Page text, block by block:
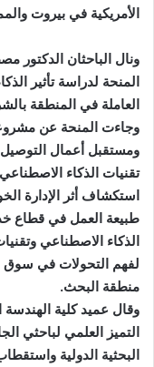
الأمريكية في بيروت
ونال الباحثان الدكتور
المنحة لدراسة تأثير
العاملة في المنطقة
وجاءت المنحة عن
ومستقبل أعمال التوصيل
تقنيات الذكاء
استكشاف أثر الإدارة
طبيعة العمل في قطاع
الذكاء الاصطناعي
لفهم التحولات في
منطقة البحث.
وقال عميد كلية
التميز العلمي لباحثي
البحثية الدولية